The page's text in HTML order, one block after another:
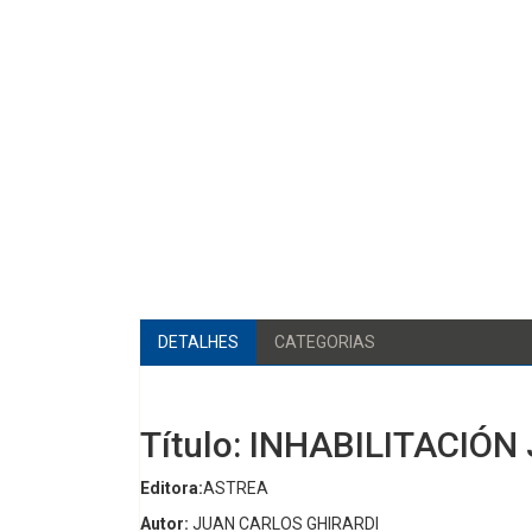
DETALHES CATEGORIAS
Título: INHABILITACIÓN
Editora:ASTREA
Autor: JUAN CARLOS GHIRARDI